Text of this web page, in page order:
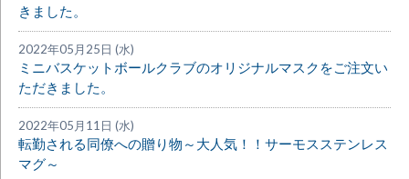
きました。
2022年05月25日 (水)
ミニバスケットボールクラブのオリジナルマスクをご注文い
ただきました。
2022年05月11日 (水)
転勤される同僚への贈り物～大人気！！サーモスステンレス
マグ～